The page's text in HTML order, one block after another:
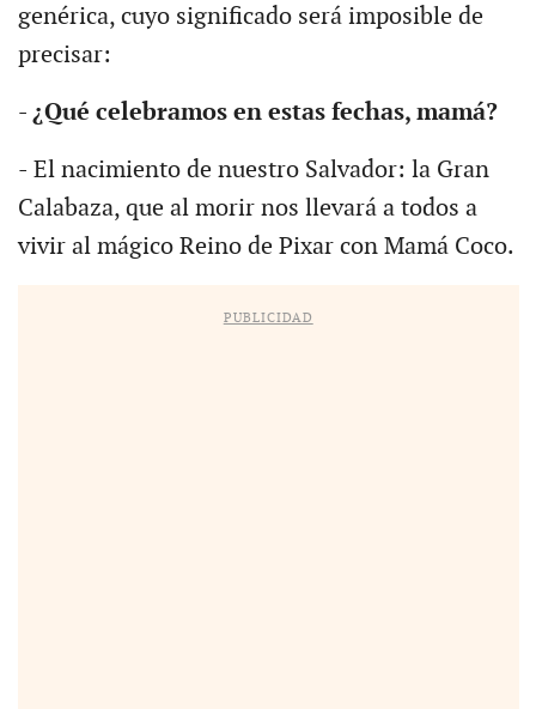
genérica, cuyo significado será imposible de
precisar:
- ¿Qué celebramos en estas fechas, mamá?
- El nacimiento de nuestro Salvador: la Gran
Calabaza, que al morir nos llevará a todos a
vivir al mágico Reino de Pixar con Mamá Coco.
PUBLICIDAD